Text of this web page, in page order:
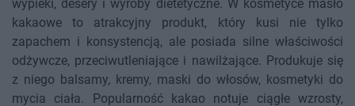
wypieki, desery i wyroby dietetyczne. W kosmetyce masło
kakaowe to atrakcyjny produkt, który kusi nie tylko
zapachem i konsystencją, ale posiada silne właściwości
odżywcze, przeciwutleniające i nawilżające. Produkuje się
z niego balsamy, kremy, maski do włosów, kosmetyki do
mycia ciała. Popularność kakao notuje ciągłe wzrosty,